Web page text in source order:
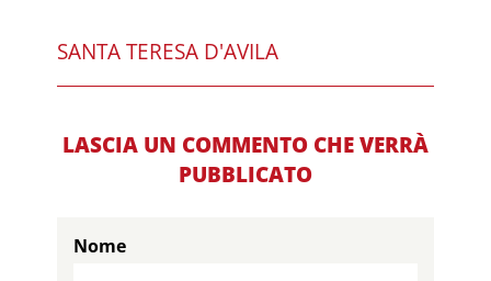
SANTA TERESA D'AVILA
LASCIA UN COMMENTO CHE VERRÀ
PUBBLICATO
Nome